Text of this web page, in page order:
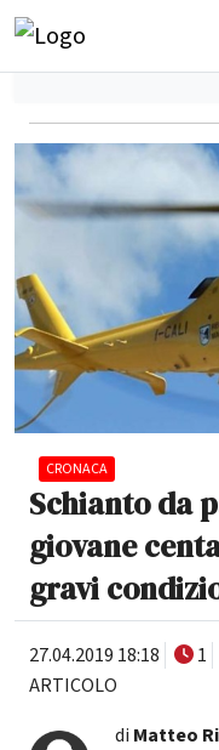
CRONACA
Schianto da
giovane
gravi
27.04.2019 18:18 1
ARTICOLO
di Matteo